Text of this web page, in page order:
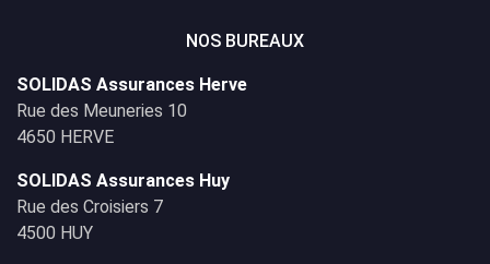
NOS BUREAUX
SOLIDAS Assurances Herve
Rue des Meuneries 10
4650 HERVE
SOLIDAS Assurances Huy
Rue des Croisiers 7
4500 HUY